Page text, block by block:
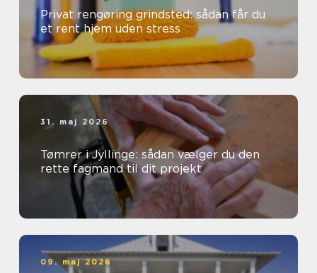
Privat rengøring grindsted: sådan får du
et rent hjem uden stress
31. maj 2026
Tømrer i Jyllinge: sådan vælger du den
rette fagmand til dit projekt
09. maj 2026